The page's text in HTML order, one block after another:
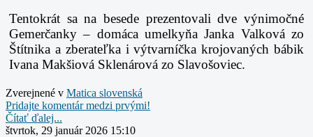
Tentokrát sa na besede prezentovali dve výnimočné
Gemerčanky – domáca umelkyňa Janka Valková zo
Štítnika a zberateľka i výtvarníčka krojovaných bábik
Ivana Makšiová Sklenárová zo Slavošoviec.
Zverejnené v Matica slovenská
Pridajte komentár medzi prvými!
Čítať ďalej...
štvrtok, 29 január 2026 15:10